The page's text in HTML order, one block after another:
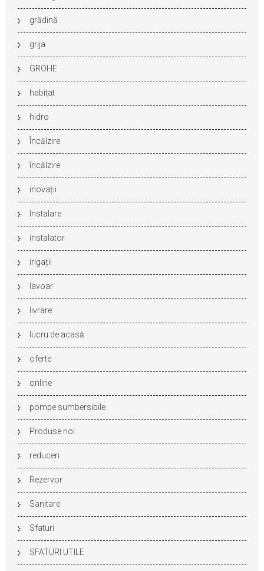
grădină
grija
GROHE
habitat
hidro
Încălzire
încălzire
inovații
Instalare
instalator
irigații
lavoar
livrare
lucru de acasă
oferte
online
pompe sumbersibile
Produse noi
reduceri
Rezervor
Sanitare
Sfaturi
SFATURI UTILE